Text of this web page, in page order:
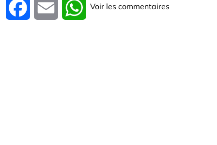
Facebook Email WhatsApp
Voir les commentaires